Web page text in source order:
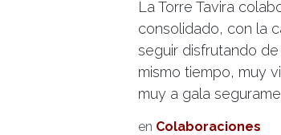
La Torre Tavira
consolidado, con la
seguir disfrutando
mismo tiempo, muy
muy a gala
en Colaboraciones